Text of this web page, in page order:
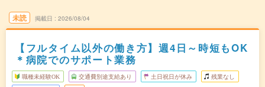
未読 掲載日 2026/08/04
【フルタイム以外の働き方】週4日～時短もOK
＊病院でのサポート業務
職種未経験OK 交通費別途支給あり 土日祝日が休み 残業なし